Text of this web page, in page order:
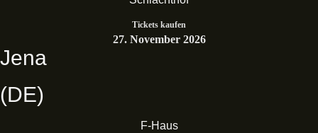
Tickets kaufen
27. November 2026
Jena
(DE)
F-Haus